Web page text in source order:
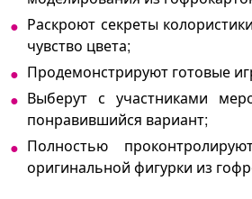
Раскроют секреты
чувство цвета;
Продемонстрируют готовые
Выберут с участниками
понравившийся вариант;
Полностью
оригинальной фигурки из